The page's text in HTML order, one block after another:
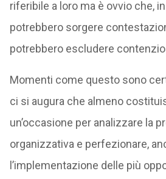
riferibile a loro ma è ovvio che,
potrebbero sorgere
potrebbero escludere
Momenti come questo sono
ci si augura che almeno
un’occasione per analizzare la
organizzativa e perfezionare,
l’implementazione delle più